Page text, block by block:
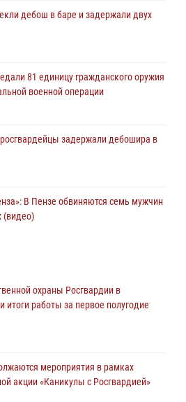
дебош в баре и задержали двух
81 единицу гражданского оружия
военной операции
задержали дебошира в
В Пензе обвиняются семь мужчин
(видео)
память легендарного генерала
«Страж» познакомили участников
и техникой Росгвардии
оказали помощь
охраны Росгвардии в
итоги работы за первое полугодие
мероприятия в рамках
акции «Каникулы с Росгвардией»